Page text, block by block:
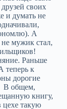
своих
и думать не
А
мужик стал,
Раньше
теперь к
дорогие
В общем,
книгу,
цехе такую